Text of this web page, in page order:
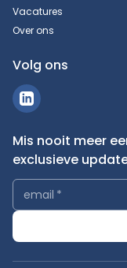
Vacatures
Over ons
Volg ons
Mis nooit meer
exclusieve
email *